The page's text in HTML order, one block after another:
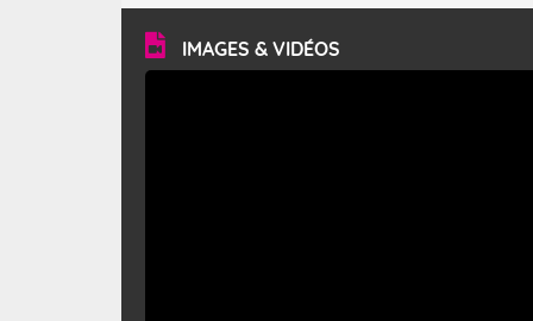
vitesse moyenne de 50 km/h et atteindre 80 à 100 km/h
en rafales, parfois davantage. Il parcourt la basse vallée
du Rhône et la Provence et envahit le littoral
méditerranéen à partir de la Camargue.
IMAGES & VIDÉOS